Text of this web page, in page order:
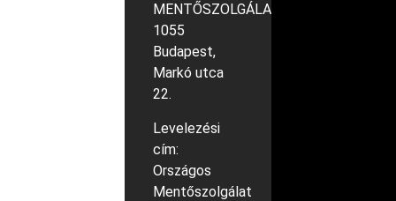
MENTŐSZOLGÁLAT
1055
Budapest,
Markó utca
22.
Levelezési
cím:
Országos
Mentőszolgálat